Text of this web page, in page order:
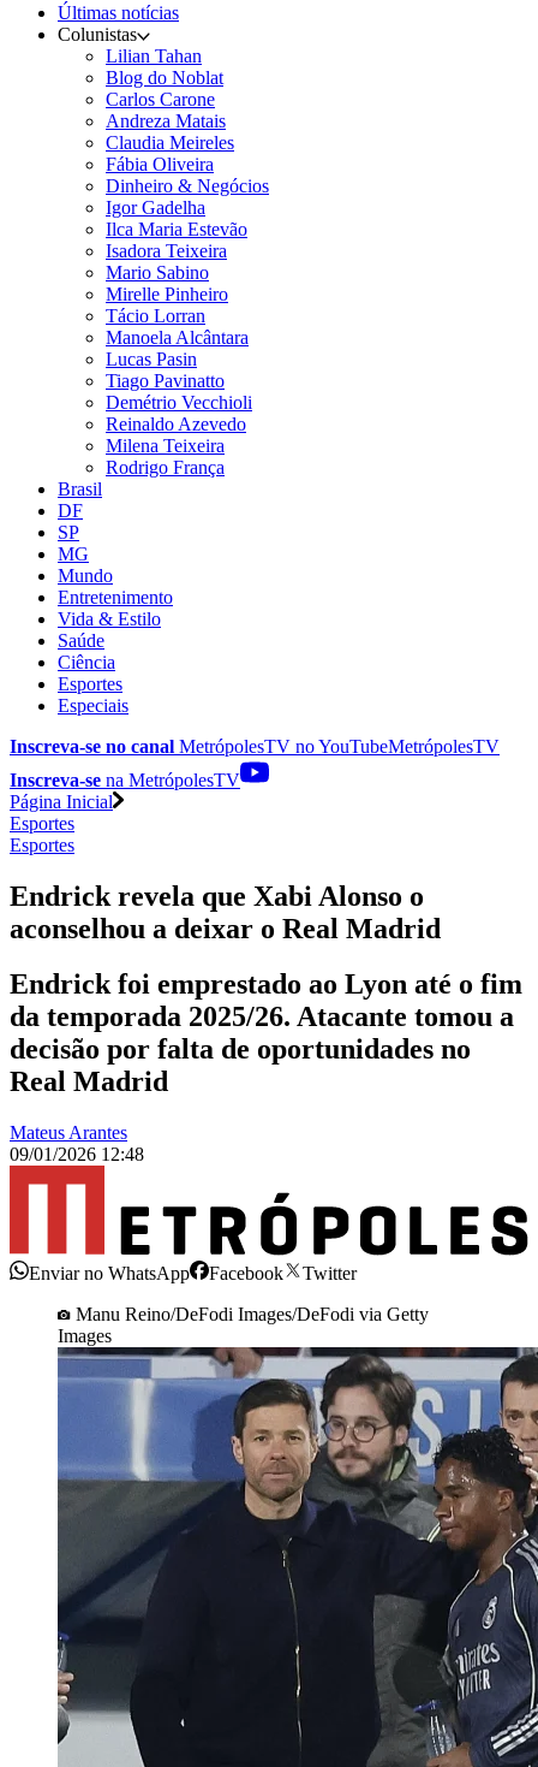
Últimas notícias
Colunistas
Lilian Tahan
Blog do Noblat
Carlos Carone
Andreza Matais
Claudia Meireles
Fábia Oliveira
Dinheiro & Negócios
Igor Gadelha
Ilca Maria Estevão
Isadora Teixeira
Mario Sabino
Mirelle Pinheiro
Tácio Lorran
Manoela Alcântara
Lucas Pasin
Tiago Pavinatto
Demétrio Vecchioli
Reinaldo Azevedo
Milena Teixeira
Rodrigo França
Brasil
DF
SP
MG
Mundo
Entretenimento
Vida & Estilo
Saúde
Ciência
Esportes
Especiais
Inscreva-se no canal MetrópolesTV noYouTubeMetrópolesTV
Inscreva-se na MetrópolesTV
Página Inicial
Esportes
Esportes
Endrick revela que Xabi Alonso o
aconselhou a deixar o Real Madrid
Endrick foi emprestado ao Lyon até o fim
da temporada 2025/26. Atacante tomou a
decisão por falta de oportunidades no
Real Madrid
Mateus Arantes
09/01/2026 12:48
Enviar no WhatsApp Facebook
Twitter
Manu Reino/DeFodi Images/DeFodi via Getty
Images